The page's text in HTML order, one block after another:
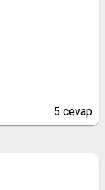
5 cevap